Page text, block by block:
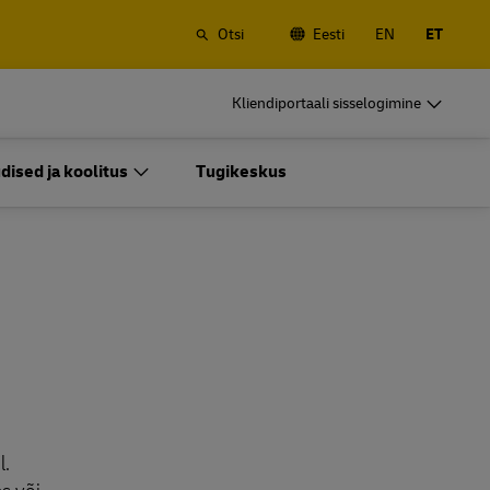
Otsi Eesti EN ET
Kliendiportaali sisselogimine
Sagedased saatjad
konto avamise eelistega
ja koolitus Tugikeskus